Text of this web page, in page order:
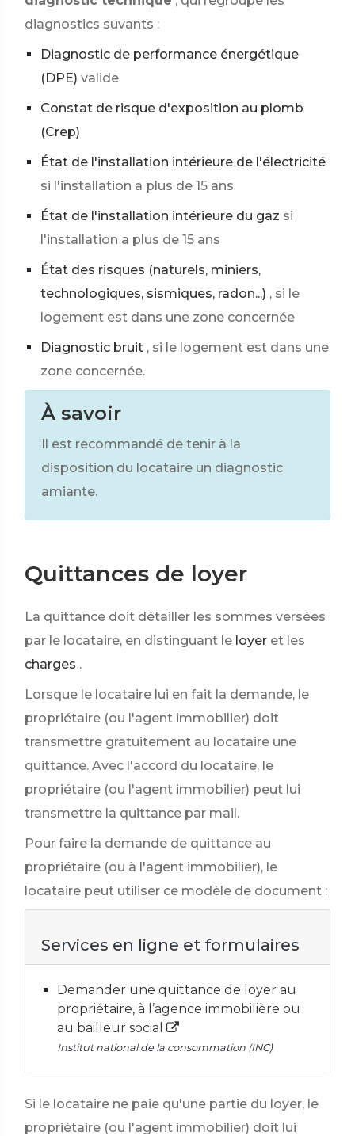
diagnostics suvants :
Diagnostic de performance énergétique
(DPE) valide
Constat de risque d'exposition au plomb
(Crep)
État de l'installation intérieure de l'électricité
si l'installation a plus de 15 ans
État de l'installation intérieure du gaz si
l'installation a plus de 15 ans
État des risques (naturels, miniers,
technologiques, sismiques, radon...) , si le
logement est dans une zone concernée
Diagnostic bruit , si le logement est dans une
zone concernée.
À savoir
Il est recommandé de tenir à la
disposition du locataire un diagnostic
amiante.
Quittances de loyer
La quittance doit détailler les sommes versées
par le locataire, en distinguant le loyer et les
charges .
Lorsque le locataire lui en fait la demande, le
propriétaire (ou l'agent immobilier) doit
transmettre gratuitement au locataire une
quittance. Avec l'accord du locataire, le
propriétaire (ou l'agent immobilier) peut lui
transmettre la quittance par mail.
Pour faire la demande de quittance au
propriétaire (ou à l'agent immobilier), le
locataire peut utiliser ce modèle de document :
Services en ligne et formulaires
Demander une quittance de loyer au
propriétaire, à l’agence immobilière ou
au bailleur social
Institut national de la consommation (INC)
Si le locataire ne paie qu'une partie du loyer, le
propriétaire (ou l'agent immobilier) doit lui